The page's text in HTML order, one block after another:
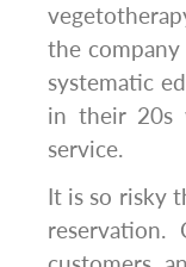
the
systematic
in their 20s
service.
It is so risky